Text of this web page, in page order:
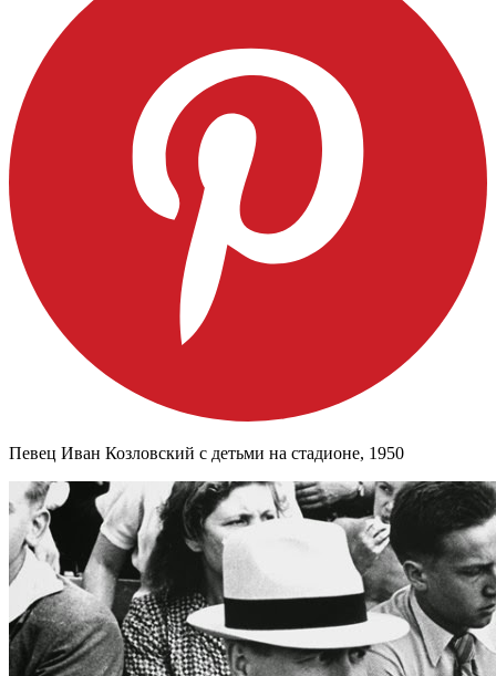
Певец Иван Козловский с детьми на стадионе, 1950